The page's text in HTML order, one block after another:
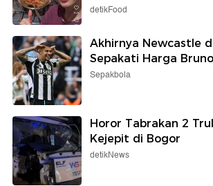
detikFood
Akhirnya Newcastle
Sepakati Harga
Sepakbola
Horor Tabrakan 2
Kejepit di Bogor
detikNews